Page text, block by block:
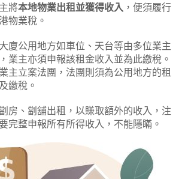
將本地物業出租並獲得收入 ，便須履行
物業稅。
廈公用地方如車位、天台等由多位業主
業主亦須申報該租金收入並為此繳稅。
主立案法團，法團則須為公用地方的租
繳稅。
房、劏舖出租，以賺取額外的收入，注
完整申報所有所得收入，不能隱瞞。